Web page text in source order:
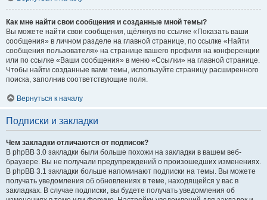
Как мне найти свои сообщения и созданные мной темы?
Вы можете найти свои сообщения, щёлкнув по ссылке «Показать ваши
сообщения» в личном разделе на главной странице, по ссылке «Найти
сообщения пользователя» на странице вашего профиля на конференции
или по ссылке «Ваши сообщения» в меню «Ссылки» на главной странице.
Чтобы найти созданные вами темы, используйте страницу расширенного
поиска, заполнив соответствующие поля.
Вернуться к началу
Подписки и закладки
Чем закладки отличаются от подписок?
В phpBB 3.0 закладки были больше похожи на закладки в вашем веб-
браузере. Вы не получали предупреждений о произошедших изменениях.
В phpBB 3.1 закладки больше напоминают подписки на темы. Вы можете
получать уведомления об обновлениях в теме, находящейся у вас в
закладках. В случае подписки, вы будете получать уведомления об